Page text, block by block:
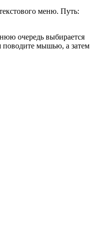
меню. Путь:
очередь выбирается
поводите мышью, а затем